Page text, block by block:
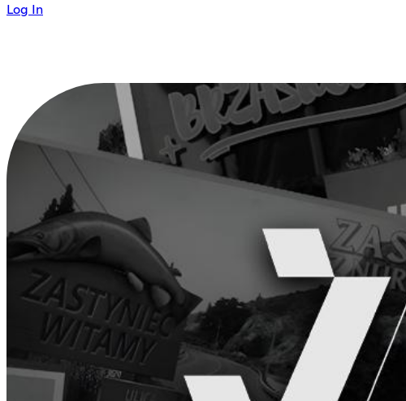
Log In